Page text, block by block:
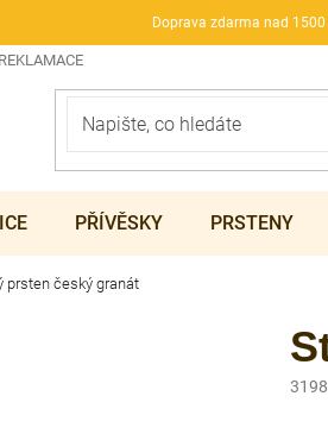
Doprava zdarma nad 1500
PŘÍVĚSKY PRSTENY
prsten český granát